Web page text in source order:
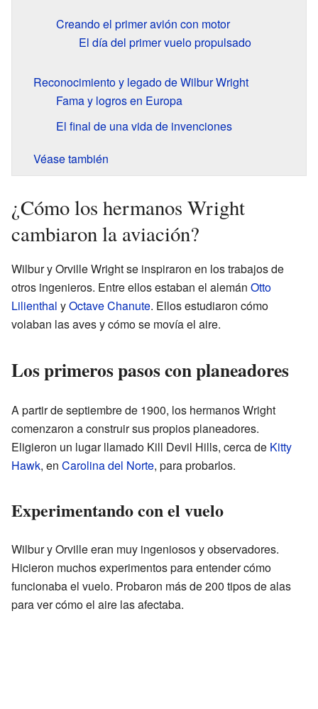
Creando el primer avión con motor
El día del primer vuelo propulsado
Reconocimiento y legado de Wilbur Wright
Fama y logros en Europa
El final de una vida de invenciones
Véase también
¿Cómo los hermanos Wright
cambiaron la aviación?
Wilbur y Orville Wright se inspiraron en los trabajos de
otros ingenieros. Entre ellos estaban el alemán Otto
Lilienthal yOctave Chanute. Ellos estudiaron cómo
volaban las aves y cómo se movía el aire.
Los primeros pasos con planeadores
A partir de septiembre de 1900, los hermanos Wright
comenzaron a construir sus propios planeadores.
Eligieron un lugar llamado Kill Devil Hills, cerca de Kitty
Hawk, en Carolina del Norte, para probarlos.
Experimentando con el vuelo
Wilbur y Orville eran muy ingeniosos y observadores.
Hicieron muchos experimentos para entender cómo
funcionaba el vuelo. Probaron más de 200 tipos de alas
para ver cómo el aire las afectaba.